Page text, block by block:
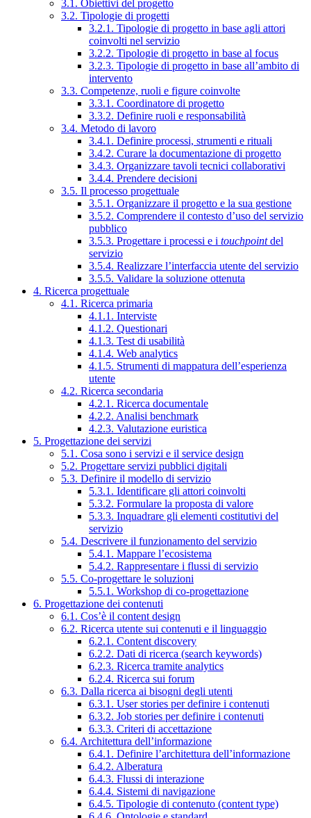
3.1. Obiettivi del progetto
3.2. Tipologie di progetti
3.2.1. Tipologie di progetto in base agli attori
coinvolti nel servizio
3.2.2. Tipologie di progetto in base al focus
3.2.3. Tipologie di progetto in base all’ambito di
intervento
3.3. Competenze, ruoli e figure coinvolte
3.3.1. Coordinatore di progetto
3.3.2. Definire ruoli e responsabilità
3.4. Metodo di lavoro
3.4.1. Definire processi, strumenti e rituali
3.4.2. Curare la documentazione di progetto
3.4.3. Organizzare tavoli tecnici collaborativi
3.4.4. Prendere decisioni
3.5. Il processo progettuale
3.5.1. Organizzare il progetto e la sua gestione
3.5.2. Comprendere il contesto d’uso del servizio
pubblico
3.5.3. Progettare i processi e i touchpointdel
servizio
3.5.4. Realizzare l’interfaccia utente del servizio
3.5.5. Validare la soluzione ottenuta
4. Ricerca progettuale
4.1. Ricerca primaria
4.1.1. Interviste
4.1.2. Questionari
4.1.3. Test di usabilità
4.1.4. Web analytics
4.1.5. Strumenti di mappatura dell’esperienza
utente
4.2. Ricerca secondaria
4.2.1. Ricerca documentale
4.2.2. Analisi benchmark
4.2.3. Valutazione euristica
5. Progettazione dei servizi
5.1. Cosa sono i servizi e il service design
5.2. Progettare servizi pubblici digitali
5.3. Definire il modello di servizio
5.3.1. Identificare gli attori coinvolti
5.3.2. Formulare la proposta di valore
5.3.3. Inquadrare gli elementi costitutivi del
servizio
5.4. Descrivere il funzionamento del servizio
5.4.1. Mappare l’ecosistema
5.4.2. Rappresentare i flussi di servizio
5.5. Co-progettare le soluzioni
5.5.1. Workshop di co-progettazione
6. Progettazione dei contenuti
6.1. Cos’è il content design
6.2. Ricerca utente sui contenuti e il linguaggio
6.2.1. Content discovery
6.2.2. Dati di ricerca (search keywords)
6.2.3. Ricerca tramite analytics
6.2.4. Ricerca sui forum
6.3. Dalla ricerca ai bisogni degli utenti
6.3.1. User stories per definire i contenuti
6.3.2. Job stories per definire i contenuti
6.3.3. Criteri di accettazione
6.4. Architettura dell’informazione
6.4.1. Definire l’architettura dell’informazione
6.4.2. Alberatura
6.4.3. Flussi di interazione
6.4.4. Sistemi di navigazione
6.4.5. Tipologie di contenuto (content type)